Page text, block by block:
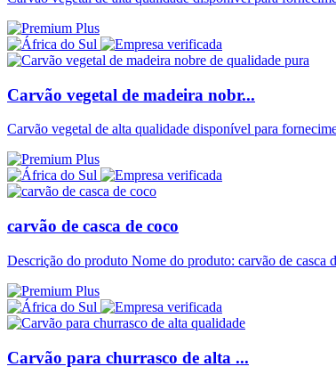
Carvão vegetal de madeira nobr...
Carvão vegetal de alta qualidade disponível para
carvão de casca de coco
Descrição do produto Nome do produto: carvão de casca
Carvão para churrasco de alta ...